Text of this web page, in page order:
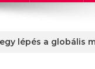
lépés a globális